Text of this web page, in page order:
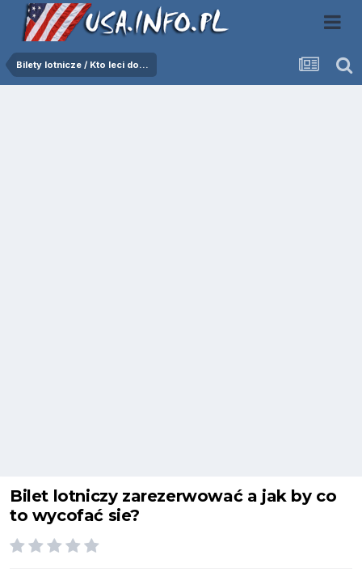
Bilety lotnicze / Kto leci do...
Bilet lotniczy zarezerwować a jak by co
to wycofać sie?